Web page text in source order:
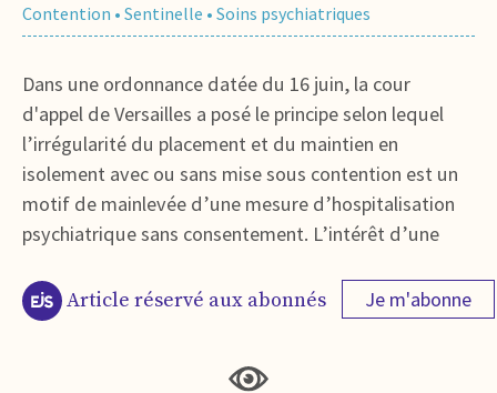
Contention • Sentinelle • Soins psychiatriques
Dans une ordonnance datée du 16 juin, la cour
d'appel de Versailles a posé le principe selon lequel
l’irrégularité du placement et du maintien en
isolement avec ou sans mise sous contention est un
motif de mainlevée d’une mesure d’hospitalisation
psychiatrique sans consentement. L’intérêt d’une
Article réservé aux abonnés Je m'abonne